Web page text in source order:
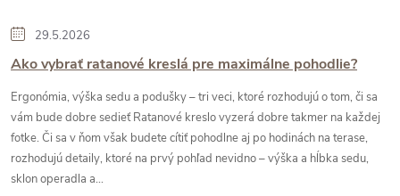
29.5.2026
Ako vybrať ratanové kreslá pre maximálne pohodlie?
Ergonómia, výška sedu a podušky – tri veci, ktoré rozhodujú o tom, či sa
vám bude dobre sedieť Ratanové kreslo vyzerá dobre takmer na každej
fotke. Či sa v ňom však budete cítiť pohodlne aj po hodinách na terase,
rozhodujú detaily, ktoré na prvý pohľad nevidno – výška a hĺbka sedu,
sklon operadla a...